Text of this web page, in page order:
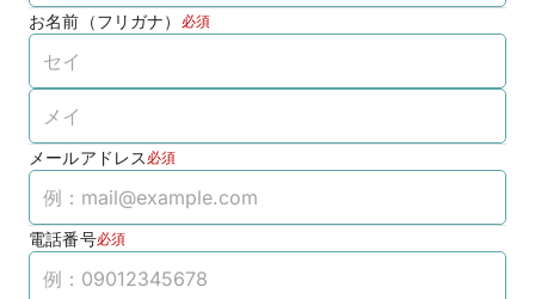
お名前（フリガナ） 必須
メールアドレス 必須
電話番号必須